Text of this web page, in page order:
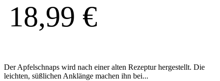
18,99 €
Der Apfelschnaps wird nach einer alten Rezeptur hergestellt. Die
leichten, süßlichen Anklänge machen ihn bei...